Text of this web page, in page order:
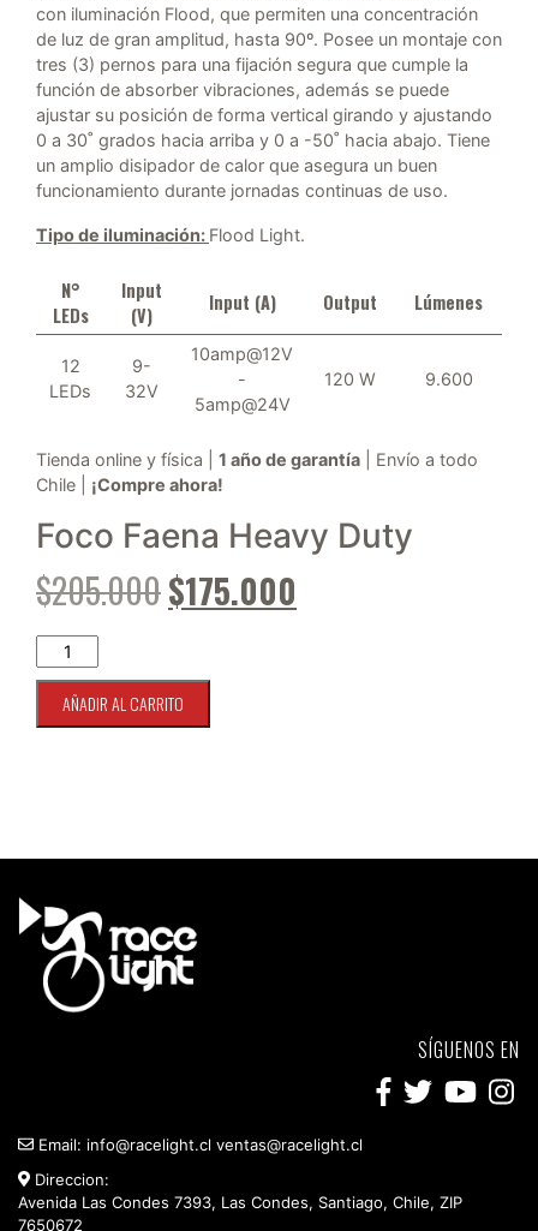
con iluminación Flood, que permiten una concentración
de luz de gran amplitud, hasta 90º. Posee un montaje con
tres (3) pernos para una fijación segura que cumple la
función de absorber vibraciones, además se puede
ajustar su posición de forma vertical girando y ajustando
0 a 30˚ grados hacia arriba y 0 a -50˚ hacia abajo. Tiene
un amplio disipador de calor que asegura un buen
funcionamiento durante jornadas continuas de uso.
Tipo de iluminación: Flood Light.
N°
LEDs
Input
(V)
Input (A) Output Lúmenes
12
LEDs
9-
32V
10amp@12V
-
5amp@24V
120 W 9.600
Tienda online y física | 1 año de garantía | Envío a todo
Chile | ¡Compre ahora!
Foco Faena Heavy Duty
$205.000El precio original era:
$175.000
Foco Faena Heavy Duty RL-B120-12-120W cantidad
AÑADIR AL CARRITO
SÍGUENOS EN
Email: info@racelight.cl ventas@racelight.cl
Direccion:
Avenida Las Condes 7393, Las Condes, Santiago, Chile, ZIP
7650672